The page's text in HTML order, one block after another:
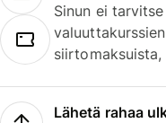
Sinun ei
Lähetä rahaa